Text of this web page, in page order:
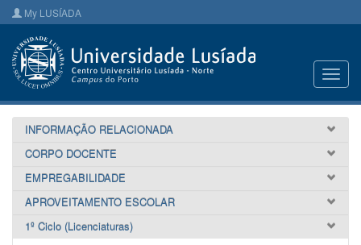
My LUSÍADA
INFORMAÇÃO RELACIONADA
CORPO DOCENTE
EMPREGABILIDADE
APROVEITAMENTO ESCOLAR
1º Ciclo (Licenciaturas)